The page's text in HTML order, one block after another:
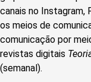
canais no Instagram,
os meios de
comunicação por
revistas digitais
(semanal).